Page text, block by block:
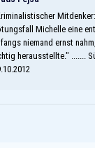
Michelle eine
niemand ernst
herausstellte." .......